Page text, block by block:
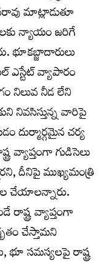
మాట్లాడుతూ
న్యాయం జరిగే
ఎస్టేట్ వ్యాపారం
నిలువ నీడ లేని
నివసిస్తున్న వారిపై
చర్య
వ్యాప్తంగా గుడిసెలు
దీనిపై ముఖ్యమంత్రి
చేయాలన్నారు.
రాష్ట్ర వ్యాప్తంగా
చేస్తామని
భూ సమస్యలపై రాష్ట్ర